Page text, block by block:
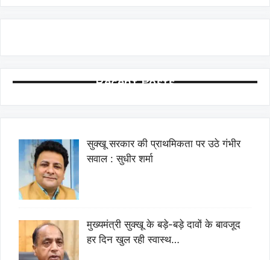
Recent Posts
सुक्खू सरकार की प्राथमिकता पर उठे गंभीर
सवाल : सुधीर शर्मा
मुख्यमंत्री सुक्खू के बड़े-बड़े दावों के बावजूद
हर दिन खुल रही स्वास्थ…